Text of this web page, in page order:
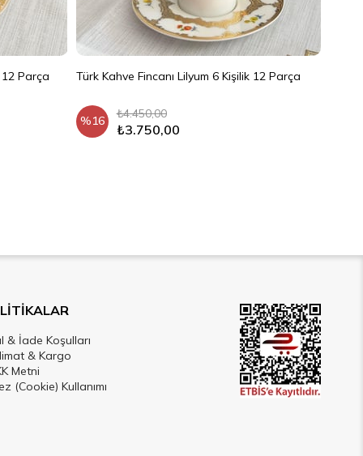
12 Parça Türk Kahve Fincanı Lilyum 6 Kişilik 12 Parça
%16
₺3.750,00
₺4.450,00
& İade Koşulları
& Kargo
Metni
(Cookie) Kullanımı